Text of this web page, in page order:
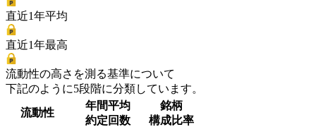
直近1年平均
直近1年最高
流動性の高さを測る基準について
下記のように5段階に分類しています。
流動性
年間平均
約定回数
銘柄
構成比率